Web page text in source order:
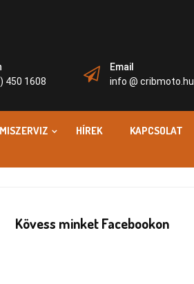
450 1608
Email
info @ cribmoto.hu
HÍREK KAPCSOLAT
Kövess minket Facebookon